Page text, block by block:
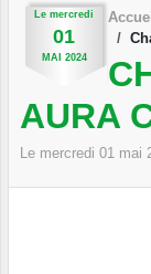
Le mercredi
01
MAI 2024
AURA
Le mercredi 01 mai